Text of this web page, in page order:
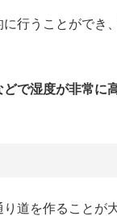
行うことができ
で湿度が非常に
道を作ることが